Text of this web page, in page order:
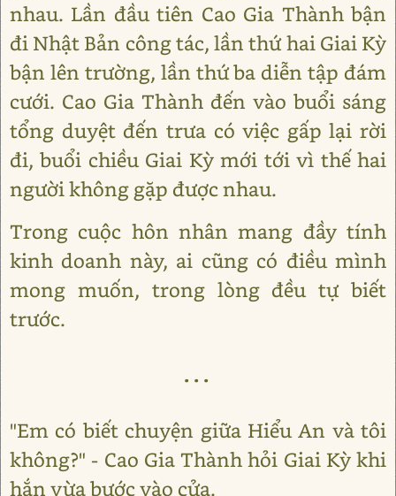
nhau. Lần đầu tiên Cao Gia Thành bận
đi Nhật Bản công tác, lần thứ hai Giai Kỳ
bận lên trường, lần thứ ba diễn tập đám
cưới. Cao Gia Thành đến vào buổi sáng
tổng duyệt đến trưa có việc gấp lại rời
đi, buổi chiều Giai Kỳ mới tới vì thế hai
người không gặp được nhau.
Trong cuộc hôn nhân mang đầy tính
kinh doanh này, ai cũng có điều mình
mong muốn, trong lòng đều tự biết
trước.
...
"Em có biết chuyện giữa Hiểu An và tôi
không?" - Cao Gia Thành hỏi Giai Kỳ khi
hắn vừa bước vào cửa.